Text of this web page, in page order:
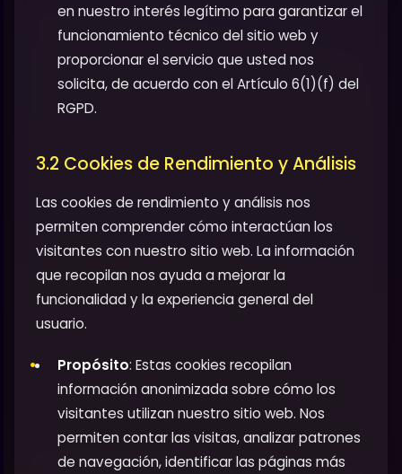
en nuestro interés legítimo para garantizar el
funcionamiento técnico del sitio web y
proporcionar el servicio que usted nos
solicita, de acuerdo con el Artículo 6(1)(f) del
RGPD.
3.2 Cookies de Rendimiento y Análisis
Las cookies de rendimiento y análisis nos
permiten comprender cómo interactúan los
visitantes con nuestro sitio web. La información
que recopilan nos ayuda a mejorar la
funcionalidad y la experiencia general del
usuario.
Propósito: Estas cookies recopilan
información anonimizada sobre cómo los
visitantes utilizan nuestro sitio web. Nos
permiten contar las visitas, analizar patrones
de navegación, identificar las páginas más